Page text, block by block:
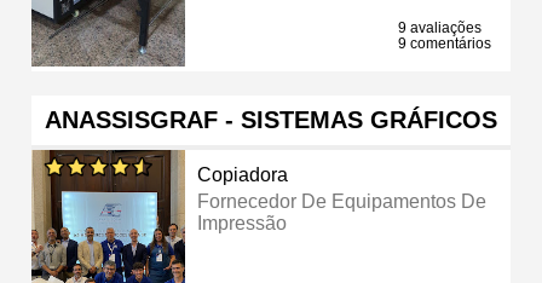
9 avaliações
9 comentários
ANASSISGRAF - SISTEMAS GRÁFICOS
Copiadora
Fornecedor De Equipamentos De
Impressão